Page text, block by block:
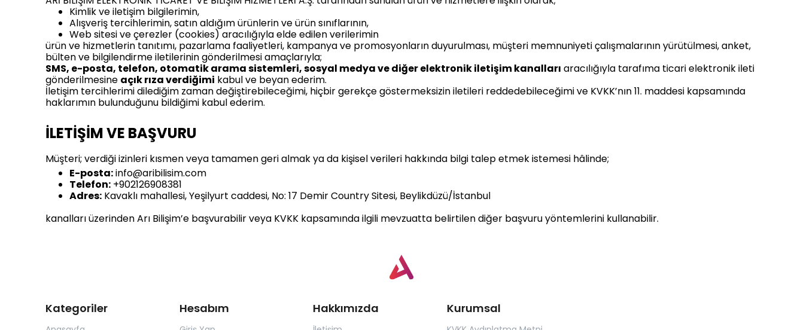
Kimlik ve iletişim bilgilerimin,
Alışveriş tercihlerimin, satın aldığım ürünlerin ve ürün sınıflarının,
Web sitesi ve çerezler (cookies) aracılığıyla elde edilen verilerimin
ürün ve hizmetlerin tanıtımı, pazarlama faaliyetleri, kampanya ve promosyonların duyurulması, müşteri memnuniyeti çalışmalarının yürütülmesi, anket,
bülten ve bilgilendirme iletilerinin gönderilmesi amaçlarıyla;
SMS, e-posta, telefon, otomatik arama sistemleri, sosyal medya ve diğer elektronik iletişim kanalları aracılığıyla tarafıma ticari elektronik ileti
gönderilmesine açık rıza verdiğimi kabul ve beyan ederim.
İletişim tercihlerimi dilediğim zaman değiştirebileceğimi, hiçbir gerekçe göstermeksizin iletileri reddedebileceğimi ve KVKK’nın 11. maddesi kapsamında
haklarımın bulunduğunu bildiğimi kabul ederim.
İLETİŞİM VE BAŞVURU
Müşteri; verdiği izinleri kısmen veya tamamen geri almak ya da kişisel verileri hakkında bilgi talep etmek istemesi hâlinde;
E-posta:info@aribilisim.com
Telefon: +902126908381
Adres: Kavaklı mahallesi, Yeşilyurt caddesi, No: 17 Demir Country Sitesi, Beylikdüzü/İstanbul
kanalları üzerinden Arı Bilişim’e başvurabilir veya KVKK kapsamında ilgili mevzuatta belirtilen diğer başvuru yöntemlerini kullanabilir.
Kategoriler Hesabım Hakkımızda Kurumsal